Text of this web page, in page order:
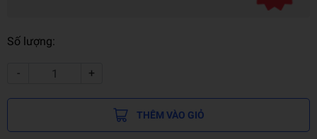
Số lượng:
- +
THÊM VÀO GIỎ